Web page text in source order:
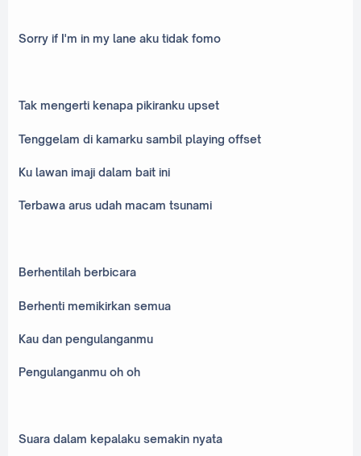
Sorry if I'm in my lane aku tidak fomo
Tak mengerti kenapa pikiranku upset
Tenggelam di kamarku sambil playing offset
Ku lawan imaji dalam bait ini
Terbawa arus udah macam tsunami
Berhentilah berbicara
Berhenti memikirkan semua
Kau dan pengulanganmu
Pengulanganmu oh oh
Suara dalam kepalaku semakin nyata